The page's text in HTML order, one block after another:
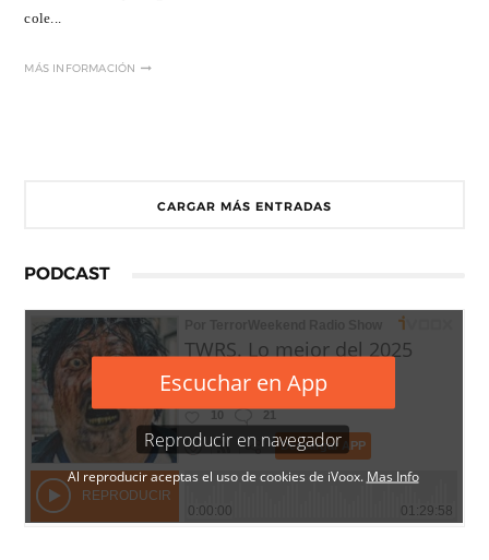
cole...
MÁS INFORMACIÓN
CARGAR MÁS ENTRADAS
PODCAST